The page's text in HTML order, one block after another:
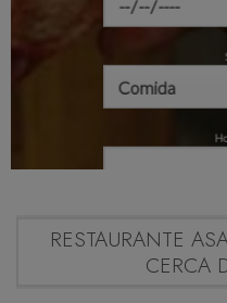
RESTAURANTE
CERCA